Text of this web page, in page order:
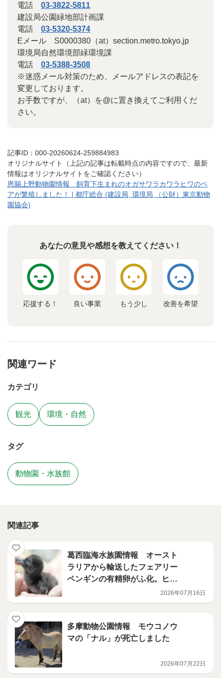
電話 03-3822-5811
建設局公園緑地部計画課
電話 03-5320-5374
Eメール S0000380（at）section.metro.tokyo.jp
環境局自然環境部緑環境課
電話 03-5388-3508
※迷惑メール対策のため、メールアドレスの表記を
変更しております。
お手数ですが、（at）を@に置き換えてご利用くだ
さい。
記事ID：000-20260624-259884983
オリジナルサイト（上記の記事は転載時点の内容ですので、最新
情報はオリジナルサイトをご確認ください）
恩賜上野動物園情報 飼育下生まれのオガサワラカワラヒワのペ
アが繁殖しました！ | 都庁総合 (建設局, 環境局,（公財）東京動物
園協会)
あなたの意見や感想を教えてください！
応援する！ 良い事業 もう少し 改善を希望
関連ワード
カテゴリ
観光 環境・自然
タグ
動物園・水族館
関連記事
葛西臨海水族園情報 オースト
ラリアから輸送したフェアリー
ペンギンの有精卵がふ化。ヒナ
2026年07月16日
多摩動物公園情報 モウコノウ
マの「ナル」が死亡しました
2026年07月22日